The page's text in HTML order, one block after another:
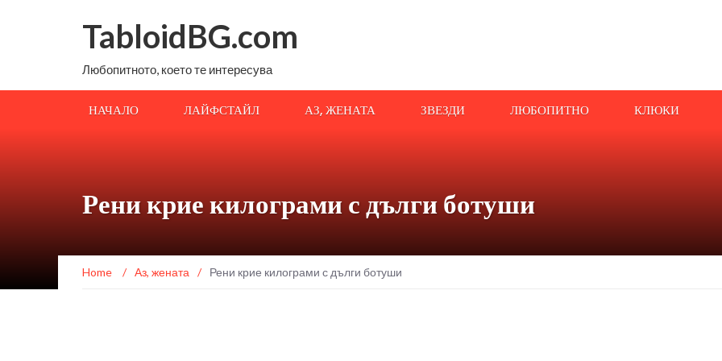
TabloidBG.com
Любопитното, което те интересува
НАЧАЛО ЛАЙФСТАЙЛ АЗ, ЖЕНАТА ЗВЕЗДИ ЛЮБОПИТНО КЛЮКИ
Рени крие килограми с дълги ботуши
Home / Аз, жената / Рени крие килограми с дълги ботуши